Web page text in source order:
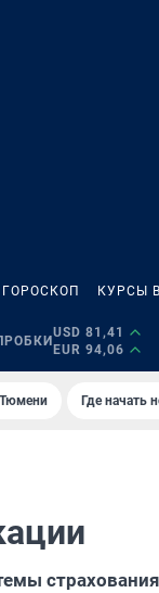
ГОРОСКОП КУРСЫ
USD 81,41
EUR 94,06
Где начать
страхования